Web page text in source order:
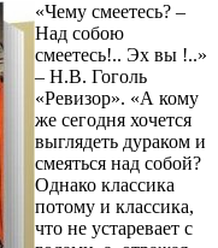
«Чему смеетесь? –
Над собою
смеетесь!.. Эх вы !..»
– Н.В. Гоголь
«Ревизор». «А кому
же сегодня хочется
выглядеть дураком и
смеяться над собой?
Однако классика
потому и классика,
что не устаревает с